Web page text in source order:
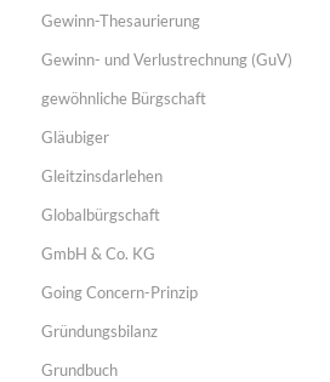
Gewinn-Thesaurierung
Gewinn- und Verlustrechnung (GuV)
gewöhnliche Bürgschaft
Gläubiger
Gleitzinsdarlehen
Globalbürgschaft
GmbH & Co. KG
Going Concern-Prinzip
Gründungsbilanz
Grundbuch